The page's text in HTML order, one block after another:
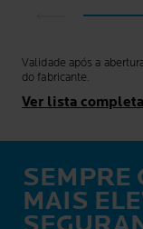
Validade após a
do fabricante.
Ver lista
SEMPRE
MAIS